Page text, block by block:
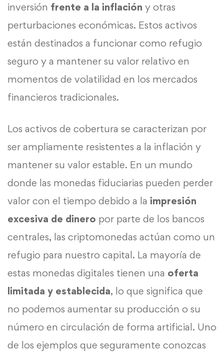
inversión frente a la inflación y otras
perturbaciones económicas. Estos activos
están destinados a funcionar como refugio
seguro y a mantener su valor relativo en
momentos de volatilidad en los mercados
financieros tradicionales.
Los activos de cobertura se caracterizan por
ser ampliamente resistentes a la inflación y
mantener su valor estable. En un mundo
donde las monedas fiduciarias pueden perder
valor con el tiempo debido a la impresión
excesiva de dinero por parte de los bancos
centrales, las criptomonedas actúan como un
refugio para nuestro capital. La mayoría de
estas monedas digitales tienen una oferta
limitada y establecida, lo que significa que
no podemos aumentar su producción o su
número en circulación de forma artificial. Uno
de los ejemplos que seguramente conozcas